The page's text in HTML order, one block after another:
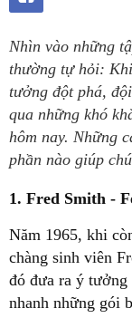
Nhìn vào những
thường tự hỏi:
tưởng đột phá,
qua những khó
hôm nay. Những
phần nào giúp
1. Fred Smith -
Năm 1965, khi
chàng sinh viên
đó đưa ra ý tưởng
nhanh những gói